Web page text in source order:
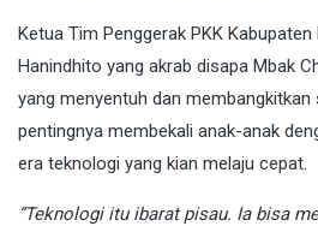
Ketua Tim Penggerak PKK
Hanindhito yang akrab disapa Mbak
yang menyentuh dan
pentingnya membekali anak-anak
era teknologi yang kian melaju cepat.
“Teknologi itu ibarat pisau. Ia bisa